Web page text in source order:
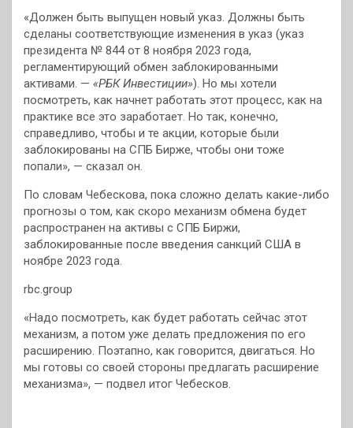
«Должен быть выпущен новый указ. Должны быть
сделаны соответствующие изменения в указ (указ
президента № 844 от 8 ноября 2023 года,
регламентирующий обмен заблокированными
активами. — «РБК Инвестиции»). Но мы хотели
посмотреть, как начнет работать этот процесс, как на
практике все это заработает. Но так, конечно,
справедливо, чтобы и те акции, которые были
заблокированы на СПБ Бирже, чтобы они тоже
попали», — сказал он.
По словам Чебескова, пока сложно делать какие-либо
прогнозы о том, как скоро механизм обмена будет
распространен на активы с СПБ Биржи,
заблокированные после введения санкций США в
ноябре 2023 года.
rbc.group
«Надо посмотреть, как будет работать сейчас этот
механизм, а потом уже делать предложения по его
расширению. Поэтапно, как говорится, двигаться. Но
мы готовы со своей стороны предлагать расширение
механизма», — подвел итог Чебесков.